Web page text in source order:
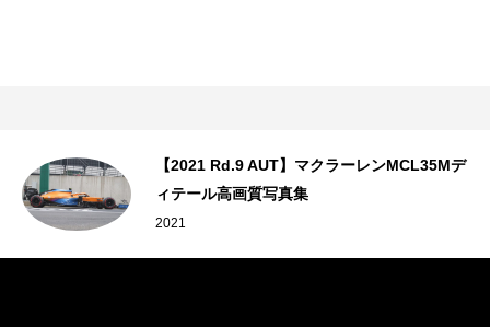
【2021 Rd.9 AUT】マクラーレンMCL35Mデ
ィテール高画質写真集
2021